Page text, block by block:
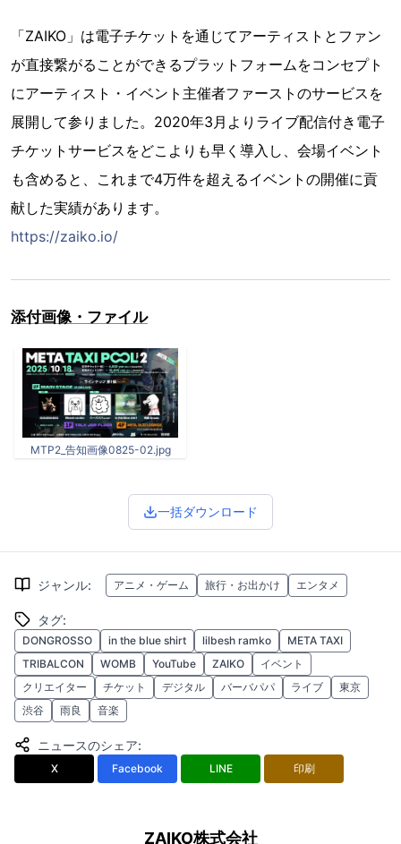
「ZAIKO」は電子チケットを通じてアーティストとファン
が直接繋がることができるプラットフォームをコンセプト
にアーティスト・イベント主催者ファーストのサービスを
展開して参りました。2020年3月よりライブ配信付き電子
チケットサービスをどこよりも早く導入し、会場イベント
も含めると、これまで4万件を超えるイベントの開催に貢
献した実績があります。
https://zaiko.io/
添付画像・ファイル
MTP2_告知画像0825-02.jpg
一括ダウンロード
ジャンル: アニメ・ゲーム 旅行・お出かけ エンタメ
タグ:
DONGROSSO in the blue shirt lilbesh ramko
META TAXI
TRIBALCON
WOMB YouTube ZAIKO
イベント
クリエイター
チケット デジタル バーバパパ ライブ
東京
渋谷
雨良 音楽
ニュースのシェア:
X Facebook LINE 印刷
ZAIKO株式会社